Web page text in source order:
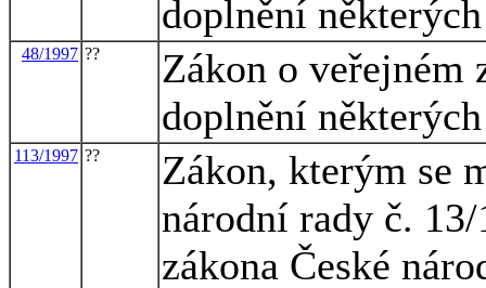
doplnění
48/1997 ??
Zákon o veřejném
doplnění
113/1997 ??
Zákon, kterým se
národní rady č.
zákona České